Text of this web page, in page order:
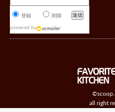
all right
登録 削除
powered by